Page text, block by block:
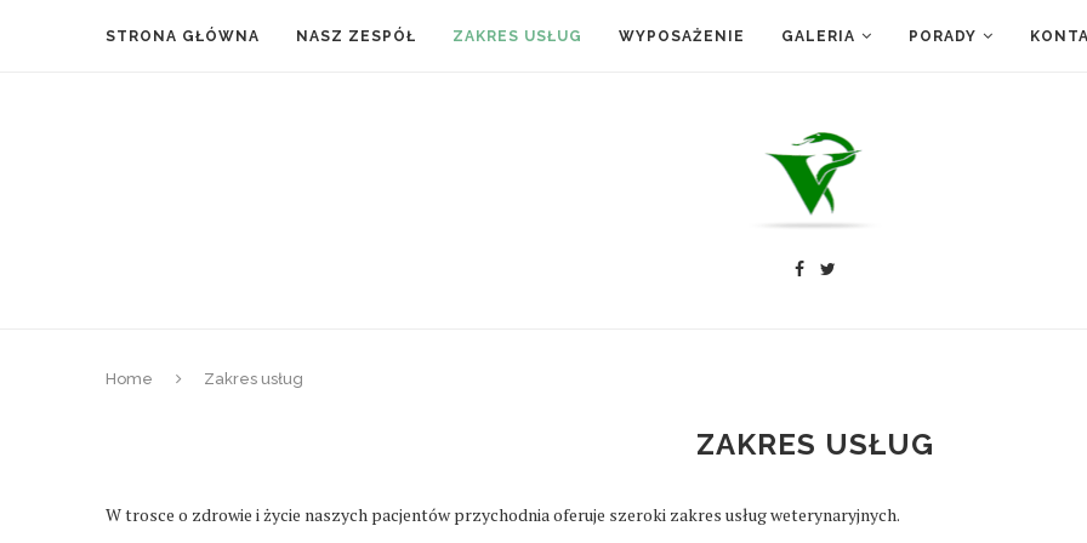
STRONA GŁÓWNA NASZ ZESPÓŁ ZAKRES USŁUG WYPOSAŻENIE GALERIA PORADY
Home Zakres usług
ZAKRES USŁUG
W trosce o zdrowie i życie naszych pacjentów przychodnia oferuje szeroki zakres usług weterynaryjnych.